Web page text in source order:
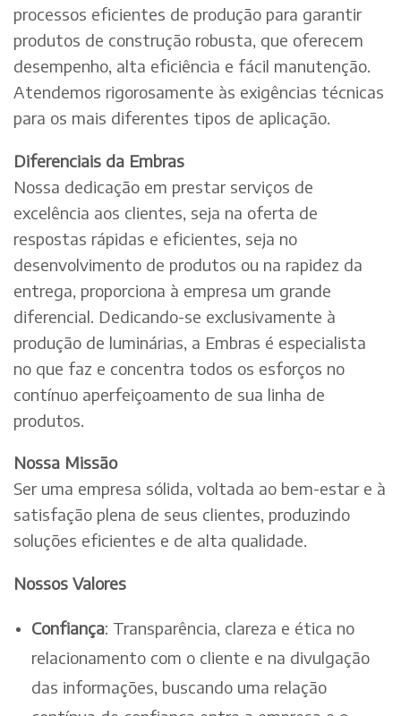
processos eficientes de produção para garantir
produtos de construção robusta, que oferecem
desempenho, alta eficiência e fácil manutenção.
Atendemos rigorosamente às exigências técnicas
para os mais diferentes tipos de aplicação.
Diferenciais da Embras
Nossa dedicação em prestar serviços de
excelência aos clientes, seja na oferta de
respostas rápidas e eficientes, seja no
desenvolvimento de produtos ou na rapidez da
entrega, proporciona à empresa um grande
diferencial. Dedicando-se exclusivamente à
produção de luminárias, a Embras é especialista
no que faz e concentra todos os esforços no
contínuo aperfeiçoamento de sua linha de
produtos.
Nossa Missão
Ser uma empresa sólida, voltada ao bem-estar e à
satisfação plena de seus clientes, produzindo
soluções eficientes e de alta qualidade.
Nossos Valores
Confiança: Transparência, clareza e ética no
relacionamento com o cliente e na divulgação
das informações, buscando uma relação